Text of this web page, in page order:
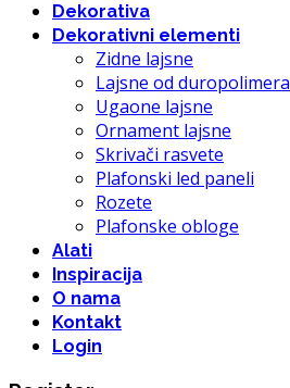
Dekorativa
Dekorativni elementi
Zidne lajsne
Lajsne od duropolimera
Ugaone lajsne
Ornament lajsne
Skrivači rasvete
Plafonski led paneli
Rozete
Plafonske obloge
Alati
Inspiracija
O nama
Kontakt
Login